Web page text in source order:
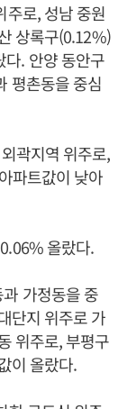
주로, 성남 중원
상록구(0.12%)
다. 안양 동안구
평촌동을 중심
곽지역 위주로,
파트값이 낮아
올랐다.
가정동을 중
단지 위주로 가
위주로, 부평구
이 올랐다.